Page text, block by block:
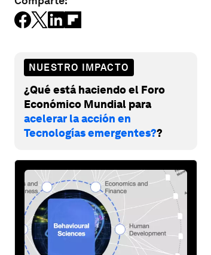
NUESTRO IMPACTO
¿Qué está haciendo el Foro
Económico Mundial para
acelerar la acción en
Tecnologías emergentes??